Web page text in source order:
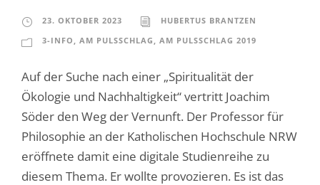
23. OKTOBER 2023
HUBERTUS BRANTZEN
3-INFO , AM PULSSCHLAG , AM PULSSCHLAG 2019
Auf der Suche nach einer „Spiritualität der
Ökologie und Nachhaltigkeit“ vertritt Joachim
Söder den Weg der Vernunft. Der Professor für
Philosophie an der Katholischen Hochschule NRW
eröffnete damit eine digitale Studienreihe zu
diesem Thema. Er wollte provozieren. Es ist das